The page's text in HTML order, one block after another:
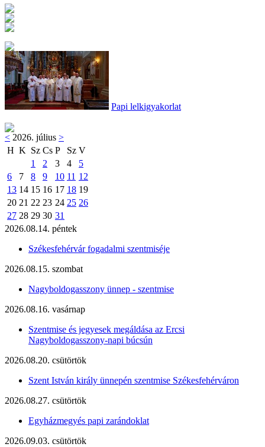
Papi lelkigyakorlat
< 2026. július >
H K Sz Cs P Sz V
1
2 3 4
5
6
7 8 9 10 11 12
13 14 15 16 17 18 19
20 21 22 23 24 25 26
27 28 29 30 31
2026.08.14. péntek
Székesfehérvár fogadalmi szentmiséje
2026.08.15. szombat
Nagyboldogasszony ünnep - szentmise
2026.08.16. vasárnap
Szentmise és jegyesek megáldása az Ercsi
Nagyboldogasszony-napi búcsún
2026.08.20. csütörtök
Szent István király ünnepén szentmise Székesfehérváron
2026.08.27. csütörtök
Egyházmegyés papi zarándoklat
2026.09.03. csütörtök